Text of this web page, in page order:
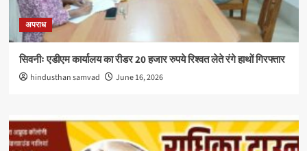
अपराध
सिवनीः एडीएम कार्यालय का रीडर 20 हजार रुपये रिश्वत लेते रंगे हाथों गिरफ्तार
hindusthan samvad June 16, 2026